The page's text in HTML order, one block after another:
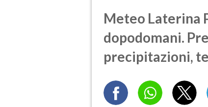
Meteo Laterina
dopodomani.
precipitazioni,